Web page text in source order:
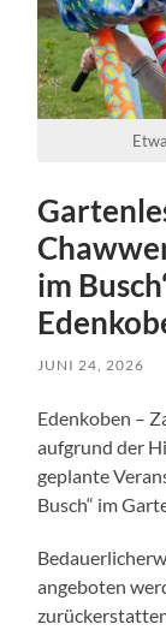
im
JUNI 24, 2026
Edenkoben –
aufgrund der
geplante
Busch“ im
angeboten